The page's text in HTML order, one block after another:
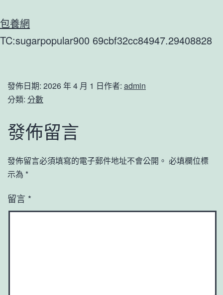
包養網
TC:sugarpopular900 69cbf32cc84947.29408828
發佈日期: 2026 年 4 月 1 日作者: admin
分類: 分數
發佈留言
發佈留言必須填寫的電子郵件地址不會公開。 必填欄位標
示為 *
留言 *